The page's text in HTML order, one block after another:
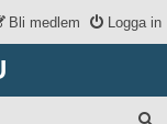
Logga in
Bli medlem